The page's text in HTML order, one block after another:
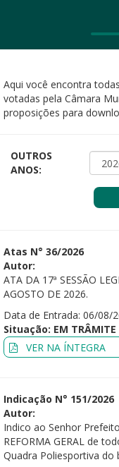
Aqui você encontra
votadas pela Câmara
proposições para
OUTROS
ANOS:
Atas N° 36/2026
Autor:
ATA DA 17ª SESSÃO
AGOSTO DE 2026.
Data de Entrada: 06/08/
Situação: EM TRÂMITE
VER NA ÍNTEGRA
Indicação N° 151/2026
Autor:
Indico ao Senhor
REFORMA GERAL de
Quadra Poliesportiva do